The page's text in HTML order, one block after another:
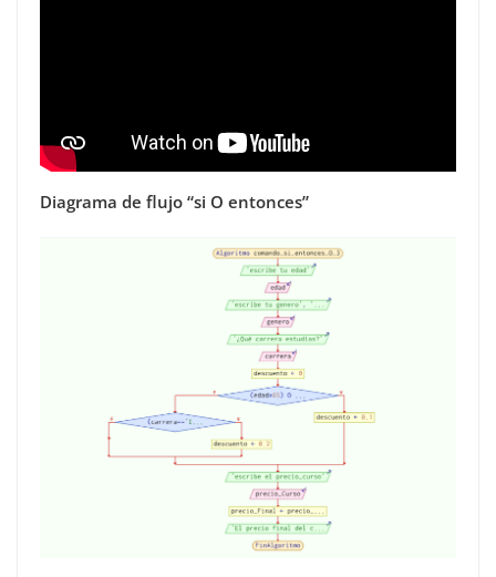
Diagrama de flujo “si O entonces”